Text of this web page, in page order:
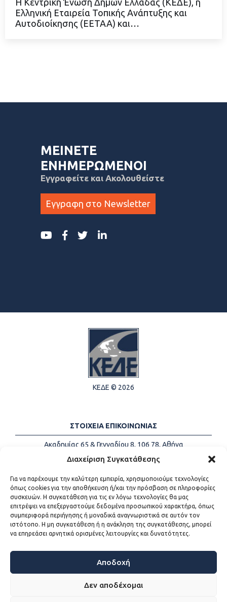
Διαχείριση Συγκατάθεσης
Για να παρέχουμε την καλύτερη εμπειρία, χρησιμοποιούμε τεχνολογίες
όπως cookies για την αποθήκευση ή/και την πρόσβαση σε πληροφορίες
συσκευών. Η συγκατάθεση για τις εν λόγω τεχνολογίες θα μας
επιτρέψει να επεξεργαστούμε δεδομένα προσωπικού χαρακτήρα, όπως
συμπεριφορά περιήγησης ή μοναδικά αναγνωριστικά σε αυτόν τον
ιστότοπο. Η μη συγκατάθεση ή η ανάκληση της συγκατάθεσης, μπορεί
να επηρεάσει αρνητικά ορισμένες λειτουργίες και δυνατότητες.
Αποδοχή
Δεν αποδέχομαι
ΔΙΑΒΑΣΤΕ ΠΕΡΙΣΣΟΤΕΡΑ
Η Κεντρική Ένωση Δήμων Ελλάδας (ΚΕΔΕ), η
Ελληνική Εταιρεία Τοπικής Ανάπτυξης και
Αυτοδιοίκησης (ΕΕΤΑΑ) και…
ΜΕΙΝΕΤΕ
ΕΝΗΜΕΡΩΜΕΝΟΙ
Εγγραφείτε και Ακολουθείστε
Εγγραφη στο Newsletter
ΚΕΔΕ © 2026
ΣΤΟΙΧΕΙΑ ΕΠΙΚΟΙΝΩΝΙΑΣ
Ακαδημίας 65 & Γενναδίου 8, 106 78, Αθήνα
Τηλέφωνα:
+30 213-2147500
Email:
info@kede.gr
ΧΡΗΣΙΜΟΙ ΣΥΝΔΕΣΜΟΙ
Η ΚΕΔΕ
Sitemap
Προσβασιμότητα
Όροι χρήσης